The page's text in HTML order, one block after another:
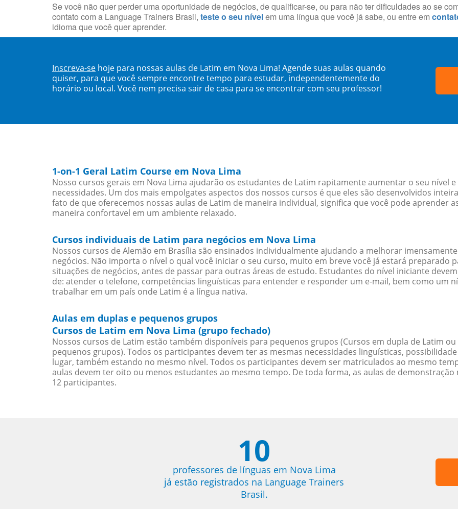
Se você não quer perder uma oportunidade de negócios, de qualificar-se, ou para não ter dificuldades ao se
contato com a Language Trainers Brasil, teste o seu nívelem uma língua que você já sabe, ou entre em
idioma que você quer aprender.
Inscreva-se hoje para nossas aulas de Latim em Nova Lima! Agende suas aulas quando
quiser, para que você sempre encontre tempo para estudar, independentemente do
horário ou local. Você nem precisa sair de casa para se encontrar com seu professor!
1-on-1 Geral Latim Course em Nova Lima
Nosso cursos gerais em Nova Lima ajudarão os estudantes de Latim rapitamente aumentar o seu nível
necessidades. Um dos mais empolgates aspectos dos nossos cursos é que eles são desenvolvidos
fato de que oferecemos nossas aulas de Latim de maneira individual, significa que você pode aprender
maneira confortavel em um ambiente relaxado.
Cursos individuais de Latim para negócios em Nova Lima
Nossos cursos de Alemão em Brasília são ensinados individualmente ajudando a melhorar
negócios. Não importa o nível o qual você iniciar o seu curso, muito em breve você já estará preparado
situações de negócios, antes de passar para outras áreas de estudo. Estudantes do nível iniciante
de: atender o telefone, competências linguísticas para entender e responder um e-mail, bem como um
trabalhar em um país onde Latim é a língua nativa.
Aulas em duplas e pequenos grupos
Cursos de Latim em Nova Lima (grupo fechado)
Nossos cursos de Latim estão também disponíveis para pequenos grupos (Cursos em dupla de Latim
pequenos grupos). Todos os participantes devem ter as mesmas necessidades linguísticas,
lugar, também estando no mesmo nível. Todos os participantes devem ser matriculados ao mesmo
aulas devem ter oito ou menos estudantes ao mesmo tempo. De toda forma, as aulas de
12 participantes.
10
professores de línguas em Nova Lima
já estão registrados na Language Trainers
Brasil.